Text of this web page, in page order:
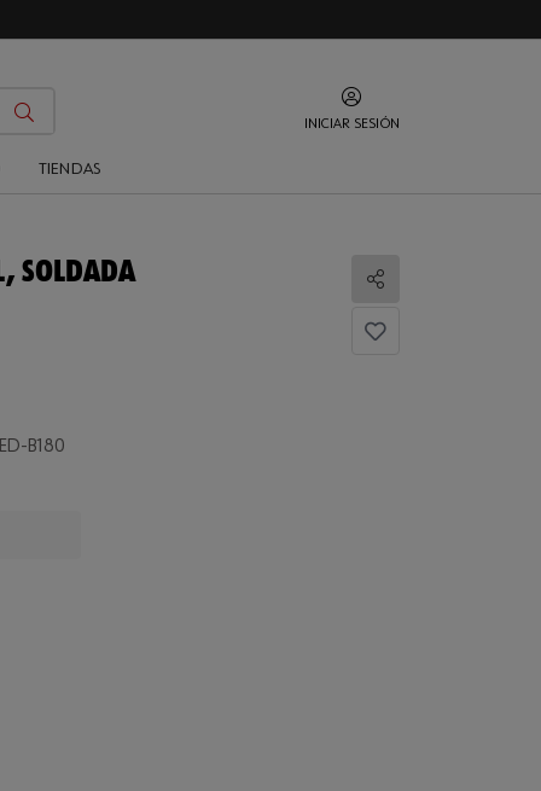
INICIAR SESIÓN
TIENDAS
SOLDADA
Compartir
B180